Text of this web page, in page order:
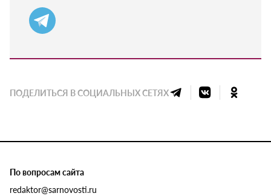
ПОДЕЛИТЬСЯ В СОЦИАЛЬНЫХ СЕТЯХ
По вопросам сайта
redaktor@sarnovosti.ru